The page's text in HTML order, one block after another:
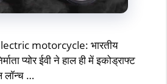
motorcycle: भारतीय
प्योर ईवी ने हाल ही में इकोड्राफ्ट
लॉन्च …